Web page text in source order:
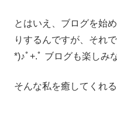
とはいえ、ブログを始
りするんですが、それ
*)♪ﾟ+.ﾟ ブログも楽しみ
そんな私を癒してくれ